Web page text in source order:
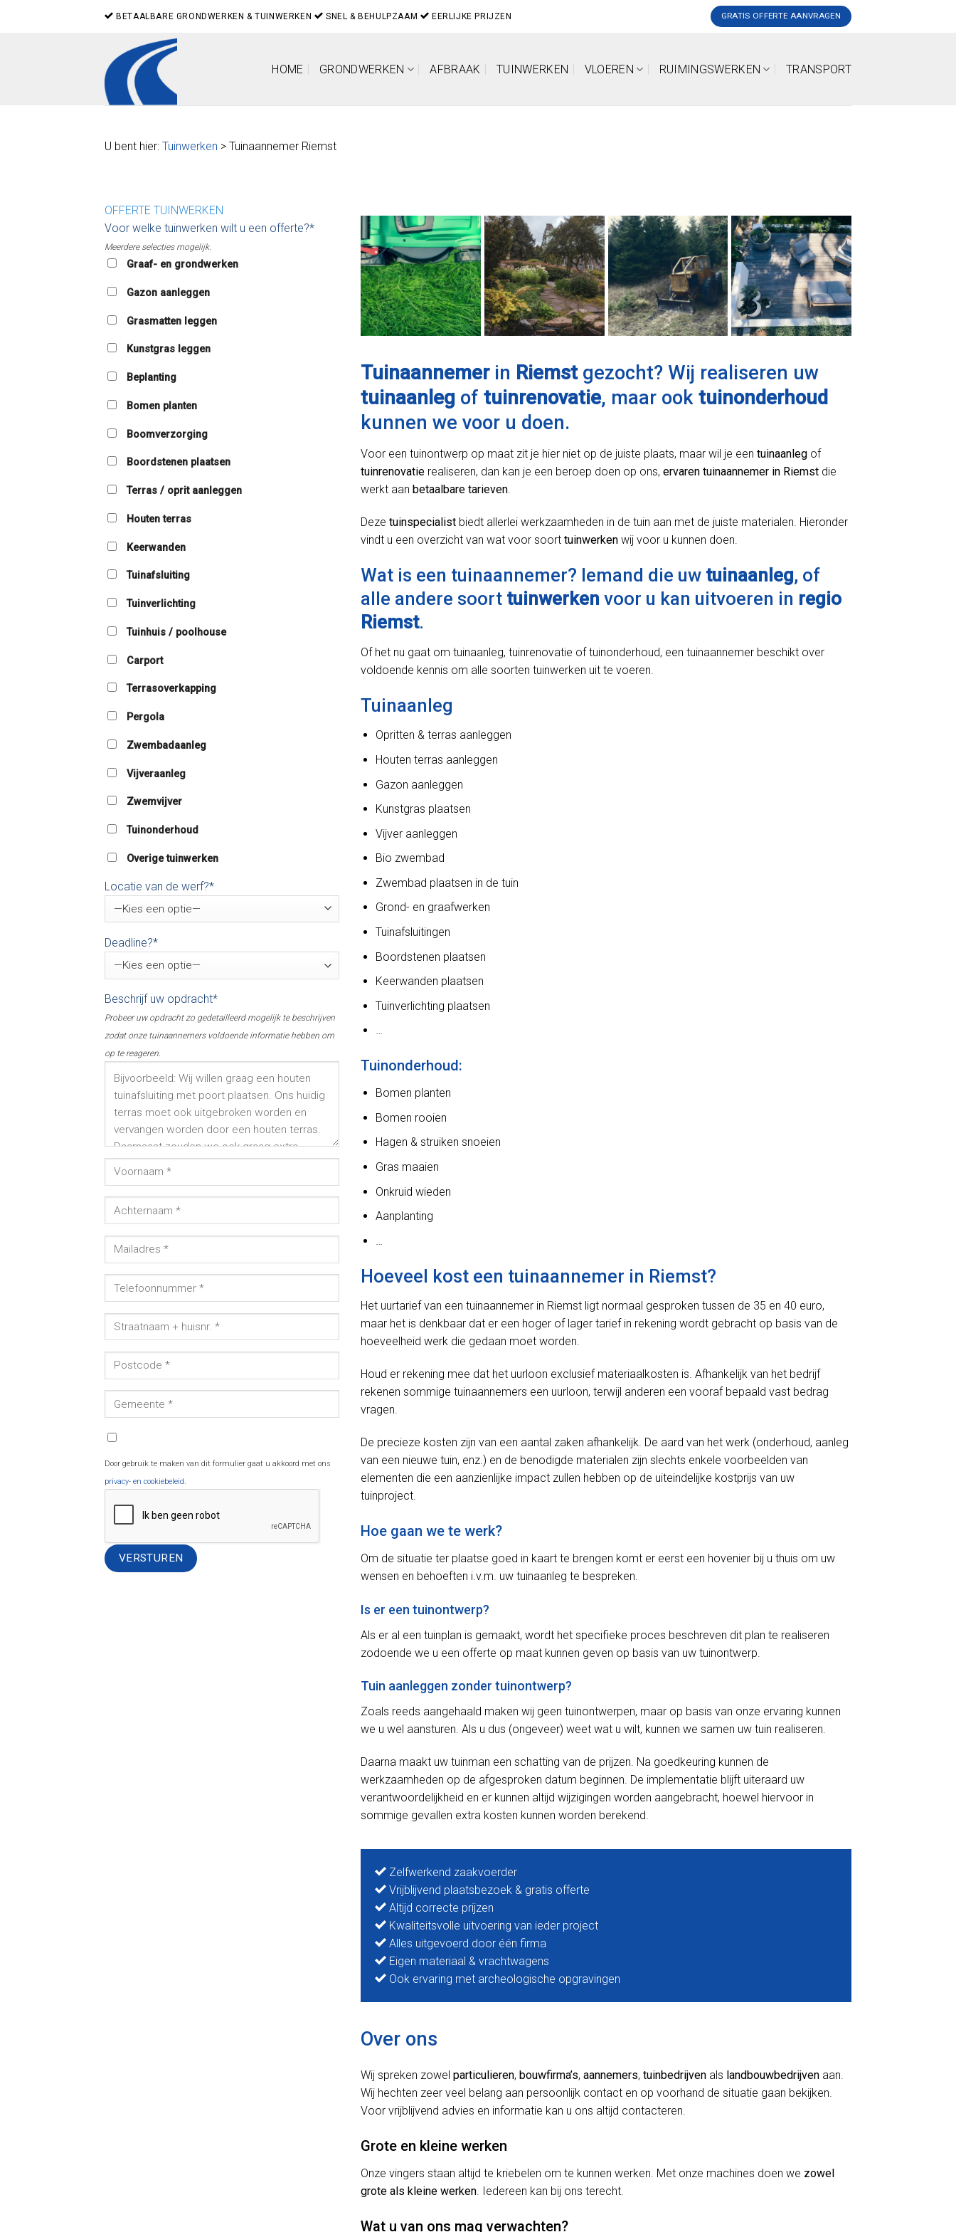
BETAALBARE GRONDWERKEN & TUINWERKEN SNEL & BEHULPZAAM EERLIJKE PRIJZEN GRATIS OFFERTE AANVRAGEN
HOME GRONDWERKEN AFBRAAK TUINWERKEN VLOEREN RUIMINGSWERKEN TRANSPORT
U bent hier: Tuinwerken > Tuinaannemer Riemst
OFFERTE TUINWERKEN
Voor welke tuinwerken wilt u een offerte?*
Meerdere selecties mogelijk.
Graaf- en grondwerken
Gazon aanleggen
Grasmatten leggen
Kunstgras leggen
Beplanting
Bomen planten
Boomverzorging
Boordstenen plaatsen
Terras / oprit aanleggen
Houten terras
Keerwanden
Tuinafsluiting
Tuinverlichting
Tuinhuis / poolhouse
Carport
Terrasoverkapping
Pergola
Zwembadaanleg
Vijveraanleg
Zwemvijver
Tuinonderhoud
Overige tuinwerken
Locatie van de werf?*
Deadline?*
Beschrijf uw opdracht*
Probeer uw opdracht zo gedetailleerd mogelijk te beschrijven
zodat onze tuinaannemers voldoende informatie hebben om
op te reageren.
Door gebruik te maken van dit formulier gaat u akkoord met ons
privacy- en cookiebeleid.
Tuinaannemerin Riemstgezocht? Wij realiseren uw
tuinaanleg of tuinrenovatie, maar ook tuinonderhoud
kunnen we voor u doen.
Voor een tuinontwerp op maat zit je hier niet op de juiste plaats, maar wil je een tuinaanleg of
tuinrenovatie realiseren, dan kan je een beroep doen op ons, ervaren tuinaannemer in Riemst die
werkt aan betaalbare tarieven.
Deze tuinspecialist biedt allerlei werkzaamheden in de tuin aan met de juiste materialen. Hieronder
vindt u een overzicht van wat voor soort tuinwerken wij voor u kunnen doen.
Wat is een tuinaannemer? Iemand die uw tuinaanleg, of
alle andere soort tuinwerken voor u kan uitvoeren in regio
Riemst.
Of het nu gaat om tuinaanleg, tuinrenovatie of tuinonderhoud, een tuinaannemer beschikt over
voldoende kennis om alle soorten tuinwerken uit te voeren.
Tuinaanleg
Opritten & terras aanleggen
Houten terras aanleggen
Gazon aanleggen
Kunstgras plaatsen
Vijver aanleggen
Bio zwembad
Zwembad plaatsen in de tuin
Grond- en graafwerken
Tuinafsluitingen
Boordstenen plaatsen
Keerwanden plaatsen
Tuinverlichting plaatsen
…
Tuinonderhoud:
Bomen planten
Bomen rooien
Hagen & struiken snoeien
Gras maaien
Onkruid wieden
Aanplanting
…
Hoeveel kost een tuinaannemer in Riemst?
Het uurtarief van een tuinaannemer in Riemst ligt normaal gesproken tussen de 35 en 40 euro,
maar het is denkbaar dat er een hoger of lager tarief in rekening wordt gebracht op basis van de
hoeveelheid werk die gedaan moet worden.
Houd er rekening mee dat het uurloon exclusief materiaalkosten is. Afhankelijk van het bedrijf
rekenen sommige tuinaannemers een uurloon, terwijl anderen een vooraf bepaald vast bedrag
vragen.
De precieze kosten zijn van een aantal zaken afhankelijk. De aard van het werk (onderhoud, aanleg
van een nieuwe tuin, enz.) en de benodigde materialen zijn slechts enkele voorbeelden van
elementen die een aanzienlijke impact zullen hebben op de uiteindelijke kostprijs van uw
tuinproject.
Hoe gaan we te werk?
Om de situatie ter plaatse goed in kaart te brengen komt er eerst een hovenier bij u thuis om uw
wensen en behoeften i.v.m. uw tuinaanleg te bespreken.
Is er een tuinontwerp?
Als er al een tuinplan is gemaakt, wordt het specifieke proces beschreven dit plan te realiseren
zodoende we u een offerte op maat kunnen geven op basis van uw tuinontwerp.
Tuin aanleggen zonder tuinontwerp?
Zoals reeds aangehaald maken wij geen tuinontwerpen, maar op basis van onze ervaring kunnen
we u wel aansturen. Als u dus (ongeveer) weet wat u wilt, kunnen we samen uw tuin realiseren.
Daarna maakt uw tuinman een schatting van de prijzen. Na goedkeuring kunnen de
werkzaamheden op de afgesproken datum beginnen. De implementatie blijft uiteraard uw
verantwoordelijkheid en er kunnen altijd wijzigingen worden aangebracht, hoewel hiervoor in
sommige gevallen extra kosten kunnen worden berekend.
Zelfwerkend zaakvoerder
Vrijblijvend plaatsbezoek & gratis offerte
Altijd correcte prijzen
Kwaliteitsvolle uitvoering van ieder project
Alles uitgevoerd door één firma
Eigen materiaal & vrachtwagens
Ook ervaring met archeologische opgravingen
Over ons
Wij spreken zowel particulieren, bouwfirma’s, aannemers, tuinbedrijven als landbouwbedrijven aan.
Wij hechten zeer veel belang aan persoonlijk contact en op voorhand de situatie gaan bekijken.
Voor vrijblijvend advies en informatie kan u ons altijd contacteren.
Grote en kleine werken
Onze vingers staan altijd te kriebelen om te kunnen werken. Met onze machines doen we zowel
grote als kleine werken. Iedereen kan bij ons terecht.
Wat u van ons mag verwachten?